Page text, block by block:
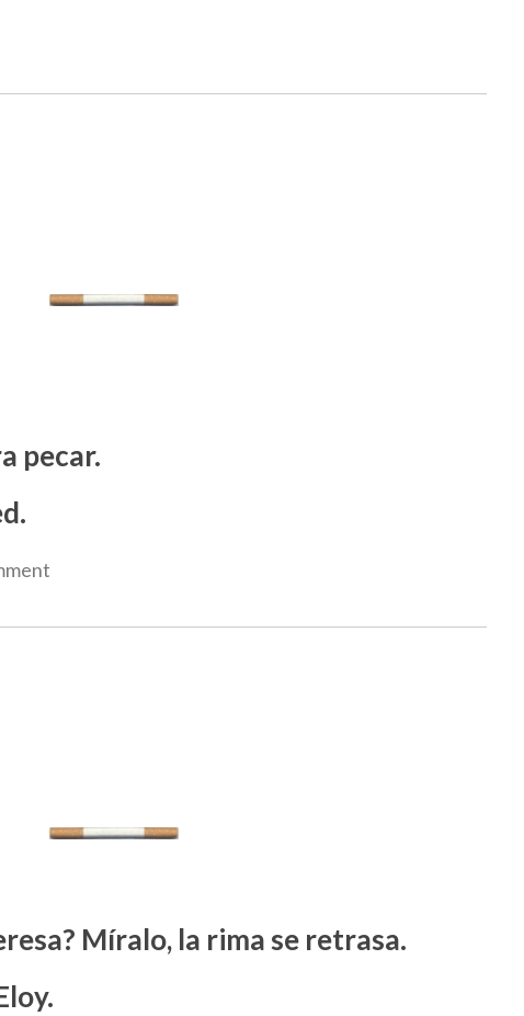
pecar.
Míralo, la rima se retrasa.